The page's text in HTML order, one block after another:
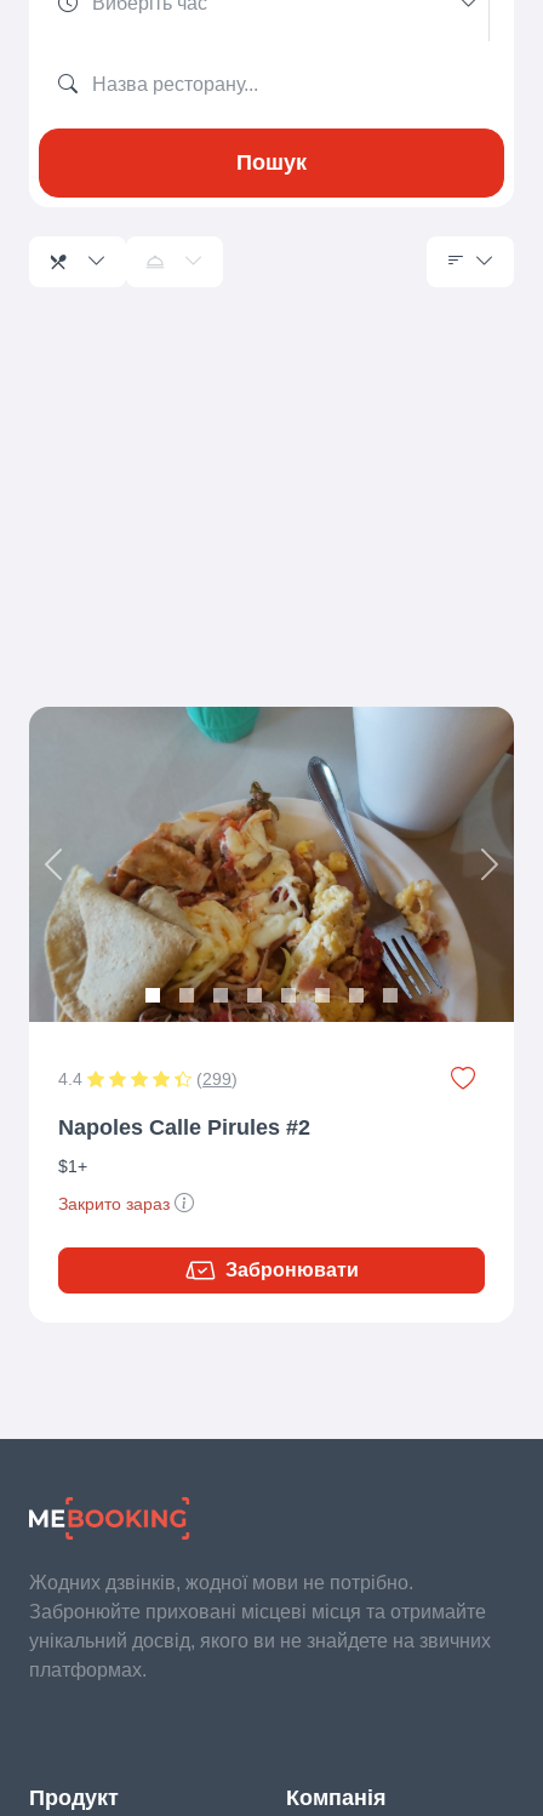
Пошук
Previous Next
4.4 (299)
Napoles Calle Pirules #2
$1+
Закрито зараз
Забронювати
Жодних дзвінків, жодної мови не потрібно.
Забронюйте приховані місцеві місця та отримайте
унікальний досвід, якого ви не знайдете на звичних
платформах.
Продукт Компанія